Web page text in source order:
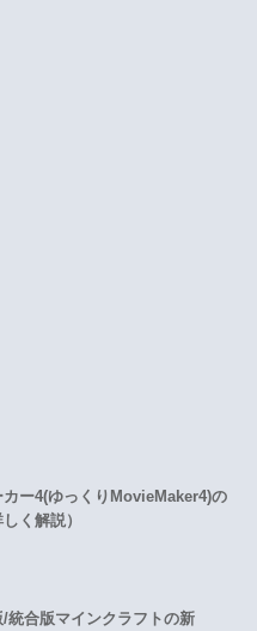
ー4(ゆっくりMovieMaker4)の
く解説）
/統合版マインクラフトの新